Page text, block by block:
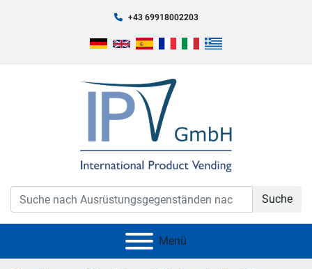
+43 69918002203
Suche
Menü